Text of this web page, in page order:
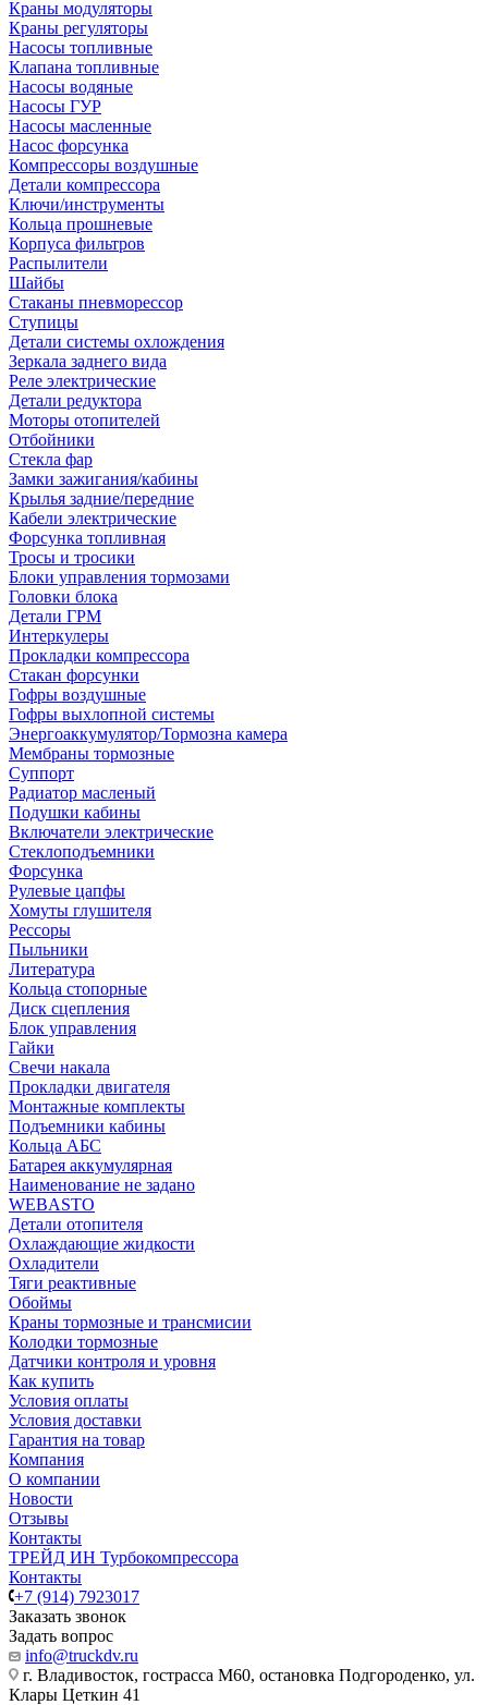
Краны модуляторы
Краны регуляторы
Насосы топливные
Клапана топливные
Насосы водяные
Насосы ГУР
Насосы масленные
Насос форсунка
Компрессоры воздушные
Детали компрессора
Ключи/инструменты
Кольца прошневые
Корпуса фильтров
Распылители
Шайбы
Стаканы пневморессор
Ступицы
Детали системы охлождения
Зеркала заднего вида
Реле электрические
Детали редуктора
Моторы отопителей
Отбойники
Стекла фар
Замки зажигания/кабины
Крылья задние/передние
Кабели электрические
Форсунка топливная
Тросы и тросики
Блоки управления тормозами
Головки блока
Детали ГРМ
Интеркулеры
Прокладки компрессора
Стакан форсунки
Гофры воздушные
Гофры выхлопной системы
Энергоаккумулятор/Тормозна камера
Мембраны тормозные
Суппорт
Радиатор масленый
Подушки кабины
Включатели электрические
Стеклоподъемники
Форсунка
Рулевые цапфы
Хомуты глушителя
Рессоры
Пыльники
Литература
Кольца стопорные
Диск сцепления
Блок управления
Гайки
Свечи накала
Прокладки двигателя
Монтажные комплекты
Подъемники кабины
Кольца АБС
Батарея аккумулярная
Наименование не задано
WEBASTO
Детали отопителя
Охлаждающие жидкости
Охладители
Тяги реактивные
Обоймы
Краны тормозные и трансмисии
Колодки тормозные
Датчики контроля и уровня
Как купить
Условия оплаты
Условия доставки
Гарантия на товар
Компания
О компании
Новости
Отзывы
Контакты
ТРЕЙД ИН Турбокомпрессора
Контакты
+7 (914) 7923017
Заказать звонок
Задать вопрос
info@truckdv.ru
г. Владивосток, гострасса М60, остановка Подгороденко, ул.
Клары Цеткин 41